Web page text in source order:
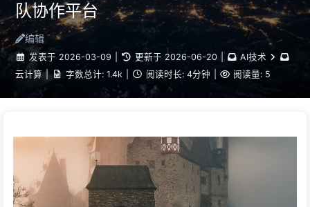
队协作平台
编辑
发表于 2026-03-09 更新于 2026-06-20
AI技术
云计算 | 字数总计: 1.4k 阅读时长: 4分钟 阅读量: 5